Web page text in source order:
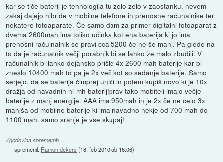
kar se tiče baterij je tehnologija tu zelo zelo v zaostanku. nevem
zakaj dajejo hibride v mobilne telefone in prenosne računalnike ter
nekatere fotoaparate. Če samo dam za primer digitalni fotoaparat z
dvema 2600mah ima toliko učinka kot ena baterija ki jo ima
prenosni račuinalnik se pravi cca 5200 če ne še manj. Pa glede na
to da je računalnik večji porabnik bi se lahko že malo zbudili. V
računalnik bi lahko dejansko prišle 4x 2600 mah baterije kar bi
zneslo 10400 mah to pa je 2x več kot so sedanje baterije. Samo
serjejo, da se baterija čimprej uniči in potem kupiš novo ki je 10x
dražja od navadnih ni-mh baterij!prav tako mobiteli imajo večje
baterije z manj energije. AAA ima 950mah in je 2x če ne celo 3x
manjša od mobilne baterije ki ima navadno nekje od 700 mah do
1100 mah. samo sranje je vse skupaj!
Zgodovina sprememb…
spremenil: Ramon dekers (18. feb 2010 ob 16:06)